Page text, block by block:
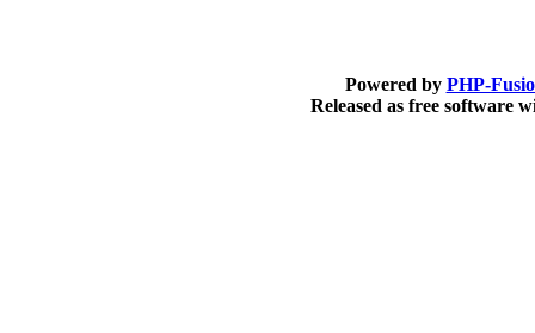
Powered by PHP-
Released as free software